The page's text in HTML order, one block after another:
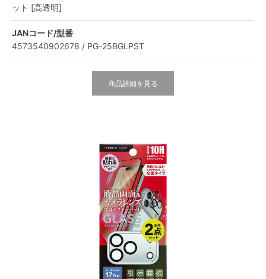
ット [高透明]
JANコード/型番
4573540902678 / PG-25BGLPST
商品詳細を見る